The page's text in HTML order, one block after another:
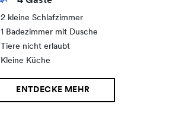
2 kleine Schlafzimmer
1 Badezimmer mit Dusche
Tiere nicht erlaubt
Kleine Küche
ENTDECKE MEHR